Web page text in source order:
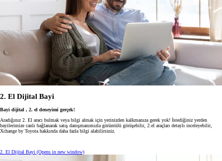
2. El Dijital Bayi
Bayi dijital , 2. el deneyimi gerçek!
Aradığınız 2. El aracı bulmak veya bilgi almak için yerinizden kalkmanıza gerek yok! İstediğiniz yerden
bayilerimize canlı bağlanarak satış danışmanımızla görüntülü görüşebilir, 2.el araçları detaylı inceleyebilir,
Xchange by Toyota hakkında daha fazla bilgi alabilirsiniz.
2. El Dijital Bayi (Opens in new window)